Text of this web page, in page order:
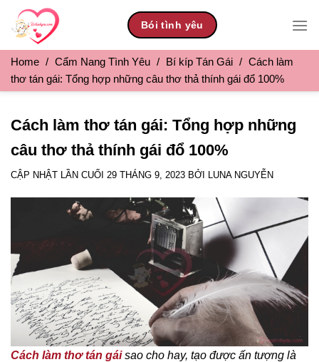
content
Bói tình yêu
Home / Cẩm Nang Tình Yêu / Bí kíp Tán Gái / Cách làm
thơ tán gái: Tổng hợp những câu thơ thả thính gái đổ 100%
Cách làm thơ tán gái: Tổng hợp những
câu thơ thả thính gái đổ 100%
CẬP NHẬT LẦN CUỐI 29 THÁNG 9, 2023 BỞI LUNA NGUYỄN
Cách làm thơ tán gáisao cho hay, tạo được ấn tượng là